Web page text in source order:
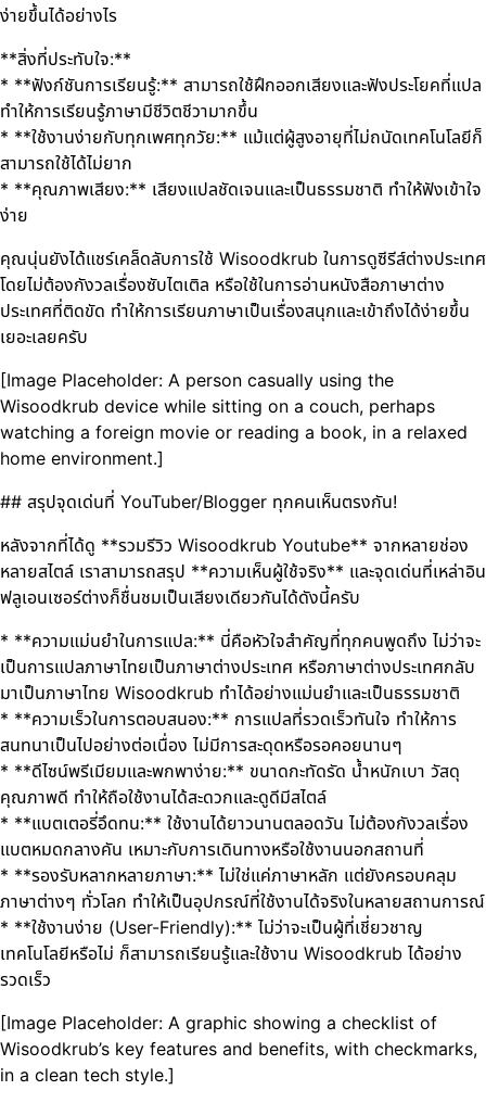
ง่ายขึ้นได้อย่างไร
**สิ่งที่ประทับใจ:**
* **ฟังก์ชันการเรียนรู้:** สามารถใช้ฝึกออกเสียงและฟังประโยคที่แปล
ทำให้การเรียนรู้ภาษามีชีวิตชีวามากขึ้น
* **ใช้งานง่ายกับทุกเพศทุกวัย:** แม้แต่ผู้สูงอายุที่ไม่ถนัดเทคโนโลยีก็
สามารถใช้ได้ไม่ยาก
* **คุณภาพเสียง:** เสียงแปลชัดเจนและเป็นธรรมชาติ ทำให้ฟังเข้าใจ
ง่าย
คุณนุ่นยังได้แชร์เคล็ดลับการใช้ Wisoodkrub ในการดูซีรีส์ต่างประเทศ
โดยไม่ต้องกังวลเรื่องซับไตเติล หรือใช้ในการอ่านหนังสือภาษาต่าง
ประเทศที่ติดขัด ทำให้การเรียนภาษาเป็นเรื่องสนุกและเข้าถึงได้ง่ายขึ้น
เยอะเลยครับ
[Image Placeholder: A person casually using the
Wisoodkrub device while sitting on a couch, perhaps
watching a foreign movie or reading a book, in a relaxed
home environment.]
## สรุปจุดเด่นที่ YouTuber/Blogger ทุกคนเห็นตรงกัน!
หลังจากที่ได้ดู **รวมรีวิว Wisoodkrub Youtube** จากหลายช่อง
หลายสไตล์ เราสามารถสรุป **ความเห็นผู้ใช้จริง** และจุดเด่นที่เหล่าอิน
ฟลูเอนเซอร์ต่างก็ชื่นชมเป็นเสียงเดียวกันได้ดังนี้ครับ
* **ความแม่นยำในการแปล:** นี่คือหัวใจสำคัญที่ทุกคนพูดถึง ไม่ว่าจะ
เป็นการแปลภาษาไทยเป็นภาษาต่างประเทศ หรือภาษาต่างประเทศกลับ
มาเป็นภาษาไทย Wisoodkrub ทำได้อย่างแม่นยำและเป็นธรรมชาติ
* **ความเร็วในการตอบสนอง:** การแปลที่รวดเร็วทันใจ ทำให้การ
สนทนาเป็นไปอย่างต่อเนื่อง ไม่มีการสะดุดหรือรอคอยนานๆ
* **ดีไซน์พรีเมียมและพกพาง่าย:** ขนาดกะทัดรัด น้ำหนักเบา วัสดุ
คุณภาพดี ทำให้ถือใช้งานได้สะดวกและดูดีมีสไตล์
* **แบตเตอรี่อึดทน:** ใช้งานได้ยาวนานตลอดวัน ไม่ต้องกังวลเรื่อง
แบตหมดกลางคัน เหมาะกับการเดินทางหรือใช้งานนอกสถานที่
* **รองรับหลากหลายภาษา:** ไม่ใช่แค่ภาษาหลัก แต่ยังครอบคลุม
ภาษาต่างๆ ทั่วโลก ทำให้เป็นอุปกรณ์ที่ใช้งานได้จริงในหลายสถานการณ์
* **ใช้งานง่าย (User-Friendly):** ไม่ว่าจะเป็นผู้ที่เชี่ยวชาญ
เทคโนโลยีหรือไม่ ก็สามารถเรียนรู้และใช้งาน Wisoodkrub ได้อย่าง
รวดเร็ว
[Image Placeholder: A graphic showing a checklist of
Wisoodkrub’s key features and benefits, with checkmarks,
in a clean tech style.]